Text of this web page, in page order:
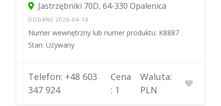
Jastrzębniki 70D, 64-330 Opalenica
DODANE 2026-04-14
Numer wewnętrzny lub numer produktu: K8887
Stan: Używany
Telefon: +48 603
347 924
Cena
: 1
Waluta:
PLN